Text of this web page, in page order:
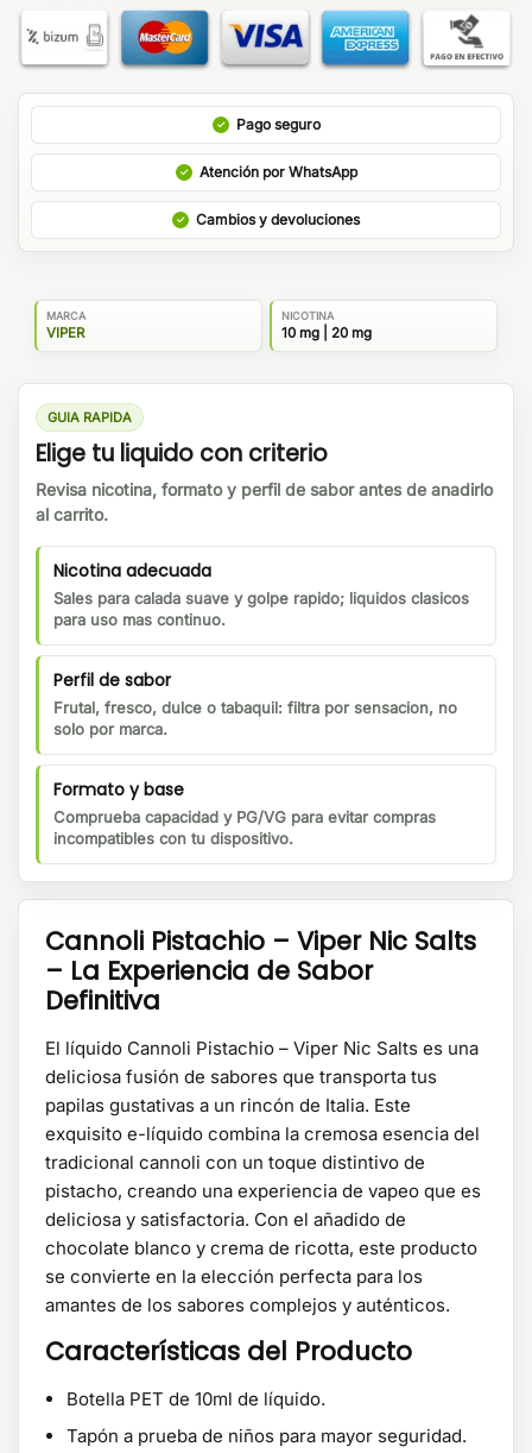
Pago seguro
Atención por WhatsApp
Cambios y devoluciones
MARCA
VIPER
NICOTINA
10 mg | 20 mg
GUIA RAPIDA
Elige tu liquido con criterio
Revisa nicotina, formato y perfil de sabor antes de anadirlo
al carrito.
Nicotina adecuada
Sales para calada suave y golpe rapido; liquidos clasicos
para uso mas continuo.
Perfil de sabor
Frutal, fresco, dulce o tabaquil: filtra por sensacion, no
solo por marca.
Formato y base
Comprueba capacidad y PG/VG para evitar compras
incompatibles con tu dispositivo.
Cannoli Pistachio – Viper Nic Salts
– La Experiencia de Sabor
Definitiva
El líquido Cannoli Pistachio – Viper Nic Salts es una
deliciosa fusión de sabores que transporta tus
papilas gustativas a un rincón de Italia. Este
exquisito e-líquido combina la cremosa esencia del
tradicional cannoli con un toque distintivo de
pistacho, creando una experiencia de vapeo que es
deliciosa y satisfactoria. Con el añadido de
chocolate blanco y crema de ricotta, este producto
se convierte en la elección perfecta para los
amantes de los sabores complejos y auténticos.
Características del Producto
Botella PET de 10ml de líquido.
Tapón a prueba de niños para mayor seguridad.